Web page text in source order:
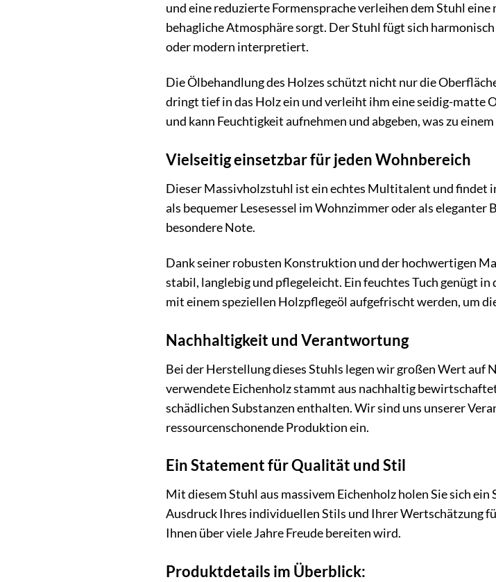
und eine reduzierte Formensprache verleihen dem Stuhl
behagliche Atmosphäre sorgt. Der Stuhl fügt sich
oder modern interpretiert.
Die Ölbehandlung des Holzes schützt nicht nur die
dringt tief in das Holz ein und verleiht ihm eine seidig-matte
und kann Feuchtigkeit aufnehmen und abgeben, was zu
Vielseitig einsetzbar für jeden Wohnbereich
Dieser Massivholzstuhl ist ein echtes Multitalent und findet
als bequemer Lesesessel im Wohnzimmer oder als
besondere Note.
Dank seiner robusten Konstruktion und der hochwertigen
stabil, langlebig und pflegeleicht. Ein feuchtes Tuch genügt
mit einem speziellen Holzpflegeöl aufgefrischt werden, um
Nachhaltigkeit und Verantwortung
Bei der Herstellung dieses Stuhls legen wir großen Wert
verwendete Eichenholz stammt aus nachhaltig
schädlichen Substanzen enthalten. Wir sind uns unserer
ressourcenschonende Produktion ein.
Ein Statement für Qualität und Stil
Mit diesem Stuhl aus massivem Eichenholz holen Sie sich
Ausdruck Ihres individuellen Stils und Ihrer Wertschätzung
Ihnen über viele Jahre Freude bereiten wird.
Produktdetails im Überblick: